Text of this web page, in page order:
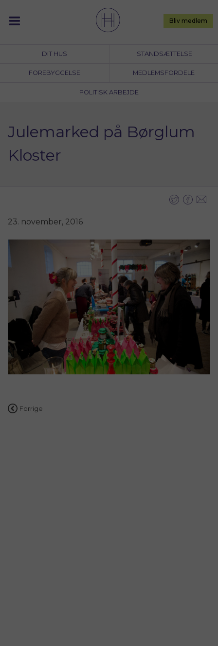
content
DIT HUS ISTANDSÆTTELSE
FOREBYGGELSE MEDLEMSFORDELE
POLITISK ARBEJDE
Bliv medlem
Julemarked på Børglum
Kloster
23. november, 2016
Indlægsnavigation
Forrige